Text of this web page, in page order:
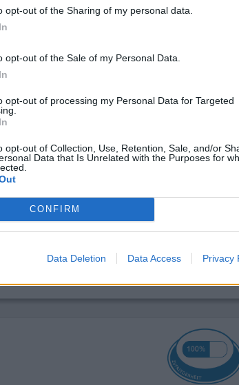
opt-out of the Sharing of my personal data.
opt-out of the Sale of my Personal Data.
opt-out of processing my Personal Data for Targeted
opt-out of Collection, Use, Retention, Sale, and/or
Data that Is Unrelated with the Purposes for
CONFIRM
Data Deletion Data Access Privacy
ziemlich starke Nebenwirkungen.
fast umkippen (wahrscheinlich durch einen
Wirksamkeit